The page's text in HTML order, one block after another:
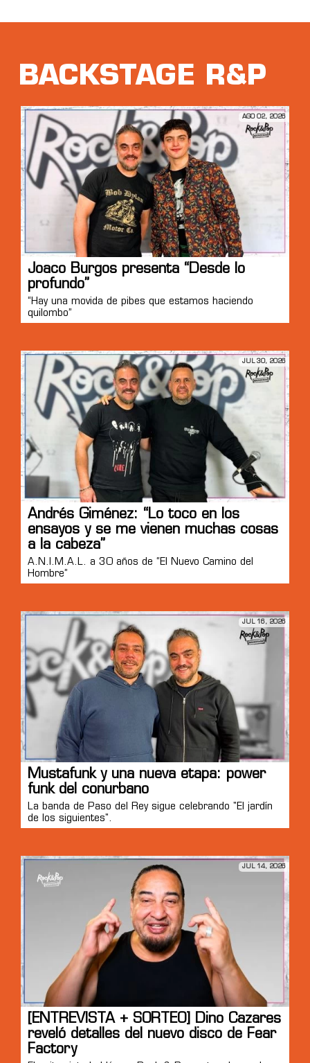
BACKSTAGE R&P
AGO 02, 2026
Joaco Burgos presenta “Desde lo
profundo”
“Hay una movida de pibes que estamos haciendo
quilombo”
JUL 30, 2026
Andrés Giménez: “Lo toco en los
ensayos y se me vienen muchas cosas
a la cabeza”
A.N.I.M.A.L. a 30 años de “El Nuevo Camino del
Hombre”
JUL 16, 2026
Mustafunk y una nueva etapa: power
funk del conurbano
La banda de Paso del Rey sigue celebrando "El jardín
de los siguientes".
JUL 14, 2026
[ENTREVISTA + SORTEO] Dino Cazares
reveló detalles del nuevo disco de Fear
Factory